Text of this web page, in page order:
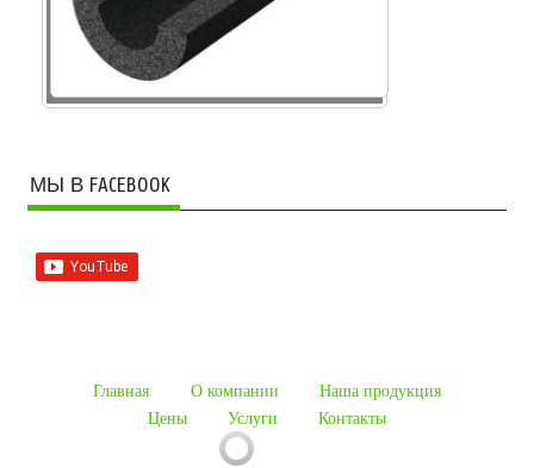
МЫ В FACEBOOK
Главная О компании
Наша продукция
Цены
Услуги Контакты